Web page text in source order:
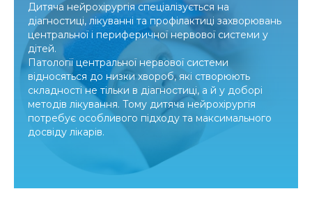
Дитяча нейрохірургія спеціалізується на
діагностиці, лікуванні та профілактиці захворювань
центральної і периферичної нервової системи у
дітей.
Патології центральної нервової системи
відносяться до низки хвороб, які створюють
складності не тільки в діагностиці, а й у доборі
методів лікування. Тому дитяча нейрохірургія
потребує особливого підходу та максимального
досвіду лікарів.